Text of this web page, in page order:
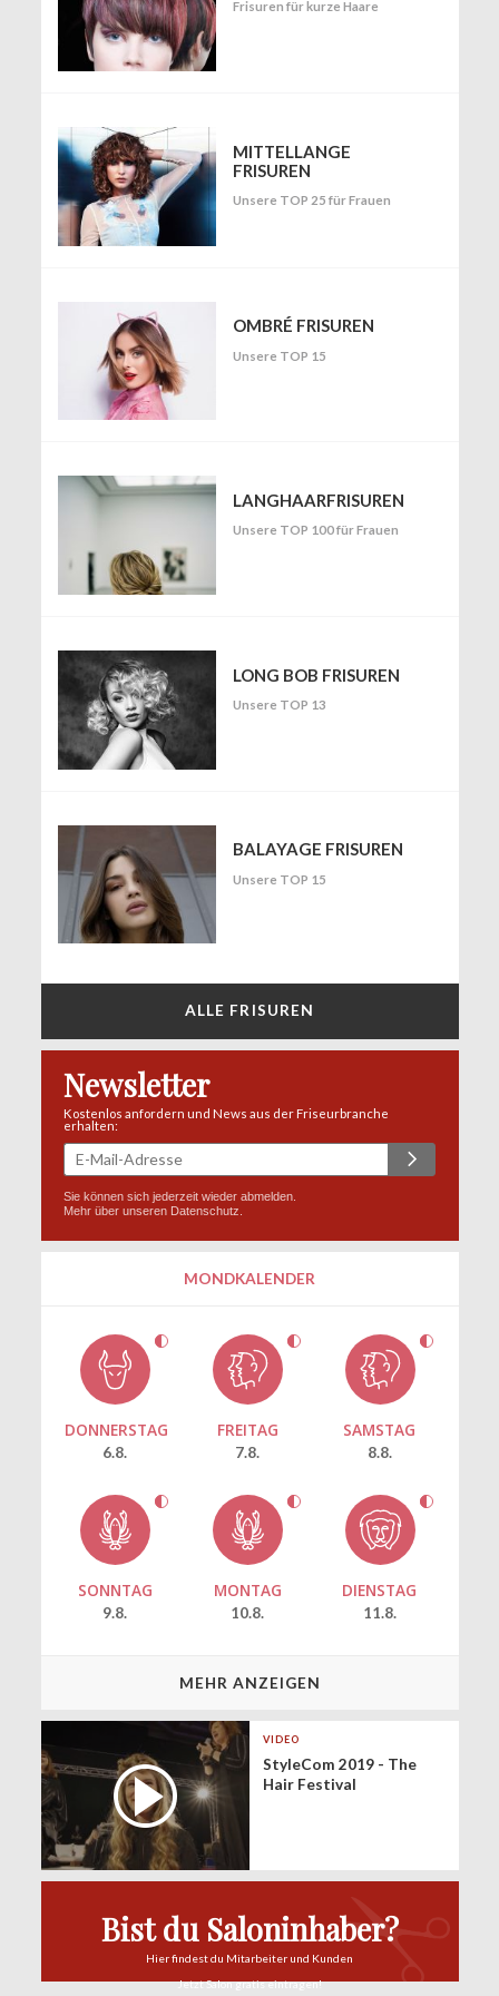
Frisuren für kurze Haare
MITTELLANGE
FRISUREN
Unsere TOP 25 für Frauen
OMBRÉ FRISUREN
Unsere TOP 15
LANGHAARFRISUREN
Unsere TOP 100 für Frauen
LONG BOB FRISUREN
Unsere TOP 13
BALAYAGE FRISUREN
Unsere TOP 15
ALLE FRISUREN
Newsletter
Kostenlos anfordern und News aus der Friseurbranche
erhalten:
Sie können sich jederzeit wieder abmelden.
Mehr über unseren Datenschutz
MONDKALENDER
DONNERSTAG
6.8.
FREITAG
7.8.
SAMSTAG
8.8.
SONNTAG
9.8.
MONTAG
10.8.
DIENSTAG
11.8.
MEHR ANZEIGEN
VIDEO
StyleCom 2019 - The
Hair Festival
Bist du Saloninhaber?
Hier findest du Mitarbeiter und Kunden
Jetzt Salongratis eintragen!